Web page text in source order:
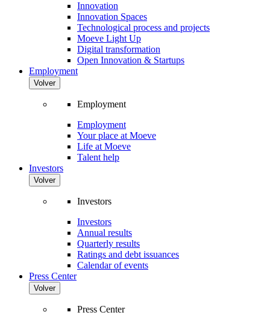
Innovation
Innovation Spaces
Technological process and projects
Moeve Light Up
Digital transformation
Open Innovation & Startups
Employment
Volver
Employment
Employment
Your place at Moeve
Life at Moeve
Talent help
Investors
Volver
Investors
Investors
Annual results
Quarterly results
Ratings and debt issuances
Calendar of events
Press Center
Volver
Press Center